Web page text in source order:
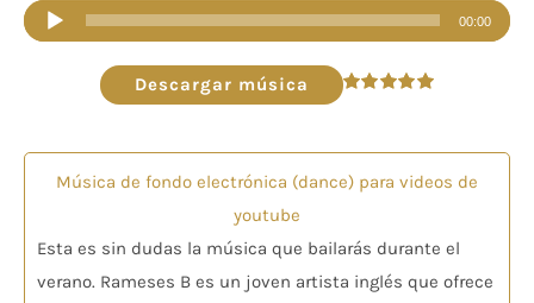
Reproductor
de
audio
00:00
Descargar música
Música de fondo electrónica (dance) para videos de
youtube
Esta es sin dudas la música que bailarás durante el
verano. Rameses B es un joven artista inglés que ofrece